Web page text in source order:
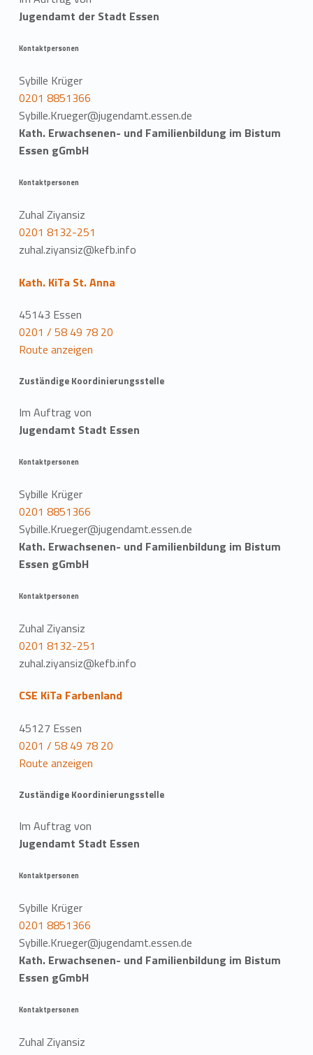
Jugendamt der Stadt Essen
Kontaktpersonen
Sybille Krüger
0201 8851366
Sybille.Krueger@jugendamt.essen.de
Kath. Erwachsenen- und Familienbildung im Bistum
Essen gGmbH
Kontaktpersonen
Zuhal Ziyansiz
0201 8132-251
zuhal.ziyansiz@kefb.info
Kath. KiTa St. Anna
45143 Essen
0201 / 58 49 78 20
Route anzeigen
Zuständige Koordinierungsstelle
Im Auftrag von
Jugendamt Stadt Essen
Kontaktpersonen
Sybille Krüger
0201 8851366
Sybille.Krueger@jugendamt.essen.de
Kath. Erwachsenen- und Familienbildung im Bistum
Essen gGmbH
Kontaktpersonen
Zuhal Ziyansiz
0201 8132-251
zuhal.ziyansiz@kefb.info
CSE KiTa Farbenland
45127 Essen
0201 / 58 49 78 20
Route anzeigen
Zuständige Koordinierungsstelle
Im Auftrag von
Jugendamt Stadt Essen
Kontaktpersonen
Sybille Krüger
0201 8851366
Sybille.Krueger@jugendamt.essen.de
Kath. Erwachsenen- und Familienbildung im Bistum
Essen gGmbH
Kontaktpersonen
Zuhal Ziyansiz